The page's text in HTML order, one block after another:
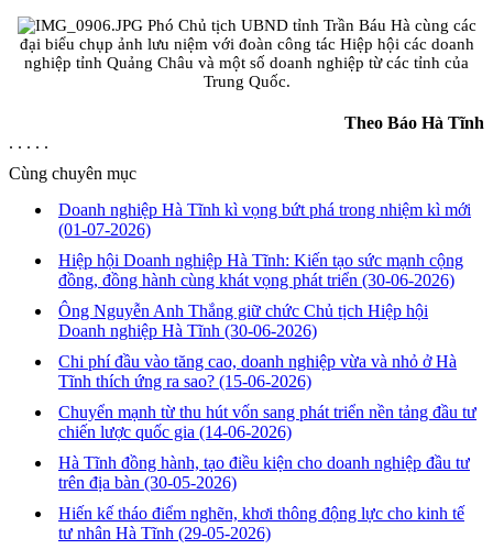
Phó Chủ tịch UBND tỉnh Trần Báu Hà cùng các
đại biểu chụp ảnh lưu niệm với đoàn công tác Hiệp hội các doanh
nghiệp tỉnh Quảng Châu và một số doanh nghiệp từ các tỉnh của
Trung Quốc.
Theo Báo Hà Tĩnh
. . . . .
Cùng chuyên mục
Doanh nghiệp Hà Tĩnh kì vọng bứt phá trong nhiệm kì mới
(01-07-2026)
Hiệp hội Doanh nghiệp Hà Tĩnh: Kiến tạo sức mạnh cộng
đồng, đồng hành cùng khát vọng phát triển (30-06-2026)
Ông Nguyễn Anh Thắng giữ chức Chủ tịch Hiệp hội
Doanh nghiệp Hà Tĩnh (30-06-2026)
Chi phí đầu vào tăng cao, doanh nghiệp vừa và nhỏ ở Hà
Tĩnh thích ứng ra sao? (15-06-2026)
Chuyển mạnh từ thu hút vốn sang phát triển nền tảng đầu tư
chiến lược quốc gia (14-06-2026)
Hà Tĩnh đồng hành, tạo điều kiện cho doanh nghiệp đầu tư
trên địa bàn (30-05-2026)
Hiến kế tháo điểm nghẽn, khơi thông động lực cho kinh tế
tư nhân Hà Tĩnh (29-05-2026)